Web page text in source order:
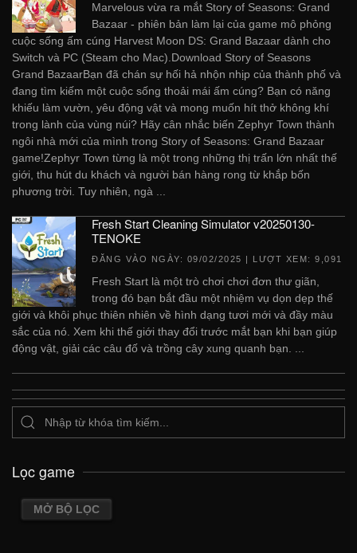
Marvelous vừa ra mắt Story of Seasons: Grand
Bazaar - phiên bản làm lại của game mô phỏng
cuộc sống ấm cúng Harvest Moon DS: Grand Bazaar dành cho
Switch và PC (Steam cho Mac).Download Story of Seasons
Grand BazaarBạn đã chán sự hối hả nhộn nhịp của thành phố và
đang tìm kiếm một cuộc sống thoải mái ấm cúng? Bạn có năng
khiếu làm vườn, yêu động vật và mong muốn hít thở không khí
trong lành của vùng núi? Hãy cân nhắc biến Zephyr Town thành
ngôi nhà mới của mình trong Story of Seasons: Grand Bazaar
game!Zephyr Town từng là một trong những thị trấn lớn nhất thế
giới, thu hút du khách và người bán hàng rong từ khắp bốn
phương trời. Tuy nhiên, ngà ...
Fresh Start Cleaning Simulator v20250130-
TENOKE
ĐĂNG VÀO NGÀY: 09/02/2025 | LƯỢT XEM: 9,091
Fresh Start là một trò chơi chơi đơn thư giãn,
trong đó bạn bắt đầu một nhiệm vụ dọn dẹp thế
giới và khôi phục thiên nhiên về hình dạng tươi mới và đầy màu
sắc của nó. Xem khi thế giới thay đổi trước mắt bạn khi bạn giúp
động vật, giải các câu đố và trồng cây xung quanh bạn. ...
Lọc game
MỞ BỘ LỌC